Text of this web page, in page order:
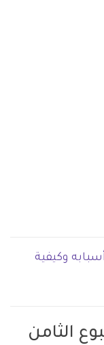
وكيفية
الثامن